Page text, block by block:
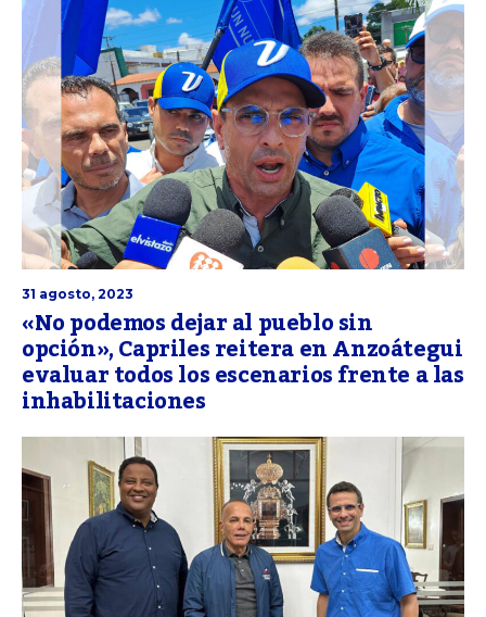
31 agosto, 2023
«No podemos dejar al pueblo sin
opción», Capriles reitera en Anzoátegui
evaluar todos los escenarios frente a las
inhabilitaciones